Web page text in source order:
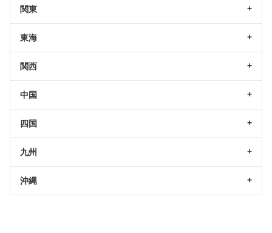
関東
東海
関西
中国
四国
九州
沖縄